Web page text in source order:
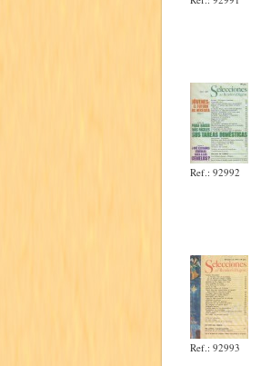
Ref.: 92992
Ref.: 92993